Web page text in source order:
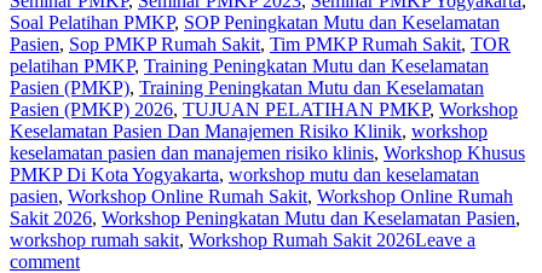
Soal Pelatihan PMKP, SOP Peningkatan Mutu dan Keselamatan
Pasien, Sop PMKP Rumah Sakit, Tim PMKP Rumah Sakit, TOR
pelatihan PMKP, Training Peningkatan Mutu dan Keselamatan
Pasien (PMKP), Training Peningkatan Mutu dan Keselamatan
Pasien (PMKP) 2026, TUJUAN PELATIHAN PMKP, Workshop
Keselamatan Pasien Dan Manajemen Risiko Klinik, workshop
keselamatan pasien dan manajemen risiko klinis, Workshop Khusus
PMKP Di Kota Yogyakarta, workshop mutu dan keselamatan
pasien, Workshop Online Rumah Sakit, Workshop Online Rumah
Sakit 2026, Workshop Peningkatan Mutu dan Keselamatan Pasien,
workshop rumah sakit, Workshop Rumah Sakit 2026Leave a
comment